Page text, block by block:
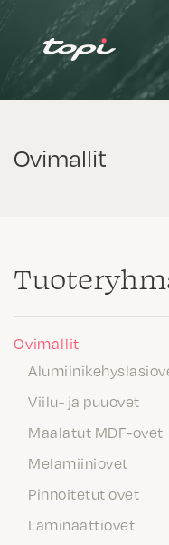
Ovimallit
Ovimallit
Viilu- ja puuovet
Maalatut MDF-ovet
Melamiiniovet
Pinnoitetut ovet
Laminaattiovet